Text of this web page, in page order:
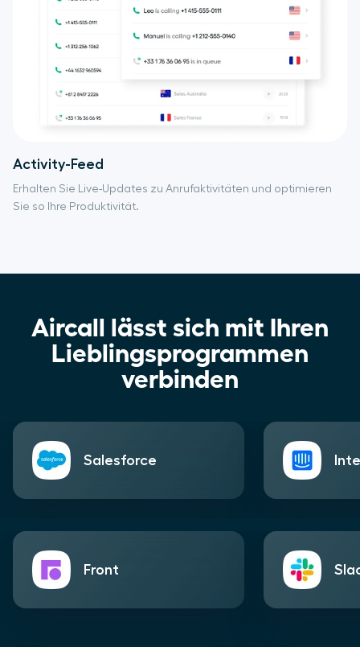
Activity-Feed
Erhalten Sie Live-Updates zu Anrufaktivitäten und optimieren
Sie so Ihre Produktivität.
Aircall lässt sich mit Ihren
Lieblingsprogrammen
verbinden
Salesforce
Front